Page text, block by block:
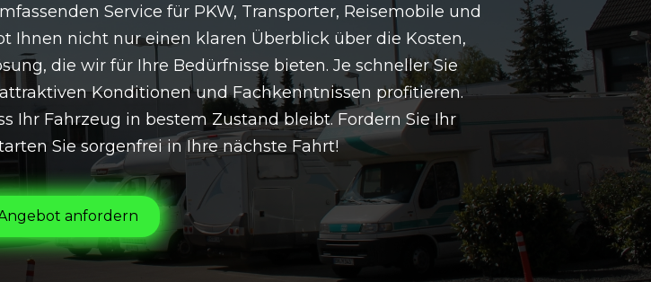
Service für PKW, Transporter, Reisemobile und
Ihnen nicht nur einen klaren Überblick über die Kosten,
die wir für Ihre Bedürfnisse bieten. Je schneller Sie
Konditionen und Fachkenntnissen profitieren.
Ihr Fahrzeug in bestem Zustand bleibt. Fordern Sie Ihr
Sie sorgenfrei in Ihre nächste Fahrt!
anfordern